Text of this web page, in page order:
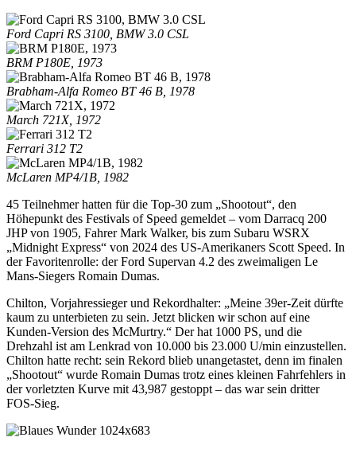
Ford Capri RS 3100, BMW 3.0 CSL
BRM P180E, 1973
Brabham-Alfa Romeo BT 46 B, 1978
March 721X, 1972
Ferrari 312 T2
McLaren MP4/1B, 1982
45 Teilnehmer hatten für die Top-30 zum „Shootout“, den
Höhepunkt des Festivals of Speed gemeldet – vom Darracq 200
JHP von 1905, Fahrer Mark Walker, bis zum Subaru WSRX
„Midnight Express“ von 2024 des US-Amerikaners Scott Speed. In
der Favoritenrolle: der Ford Supervan 4.2 des zweimaligen Le
Mans-Siegers Romain Dumas.
Chilton, Vorjahressieger und Rekordhalter: „Meine 39er-Zeit dürfte
kaum zu unterbieten zu sein. Jetzt blicken wir schon auf eine
Kunden-Version des McMurtry.“ Der hat 1000 PS, und die
Drehzahl ist am Lenkrad von 10.000 bis 23.000 U/min einzustellen.
Chilton hatte recht: sein Rekord blieb unangetastet, denn im finalen
„Shootout“ wurde Romain Dumas trotz eines kleinen Fahrfehlers in
der vorletzten Kurve mit 43,987 gestoppt – das war sein dritter
FOS-Sieg.